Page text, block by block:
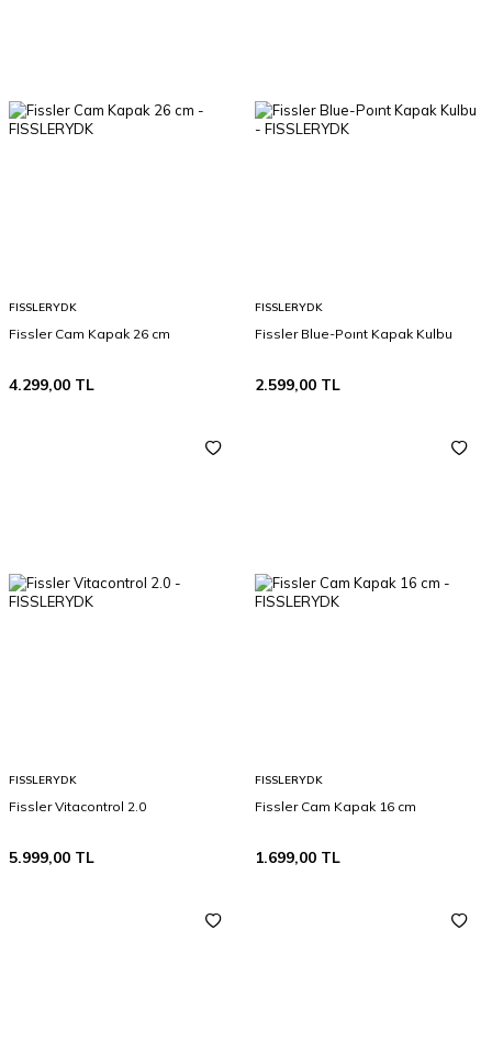
FISSLERYDK
Fissler Cam Kapak 26 cm
4.299,00 TL
FISSLERYDK
Fissler Blue-Poınt Kapak Kulbu
2.599,00 TL
FISSLERYDK
Fissler Vitacontrol 2.0
5.999,00 TL
FISSLERYDK
Fissler Cam Kapak 16 cm
1.699,00 TL